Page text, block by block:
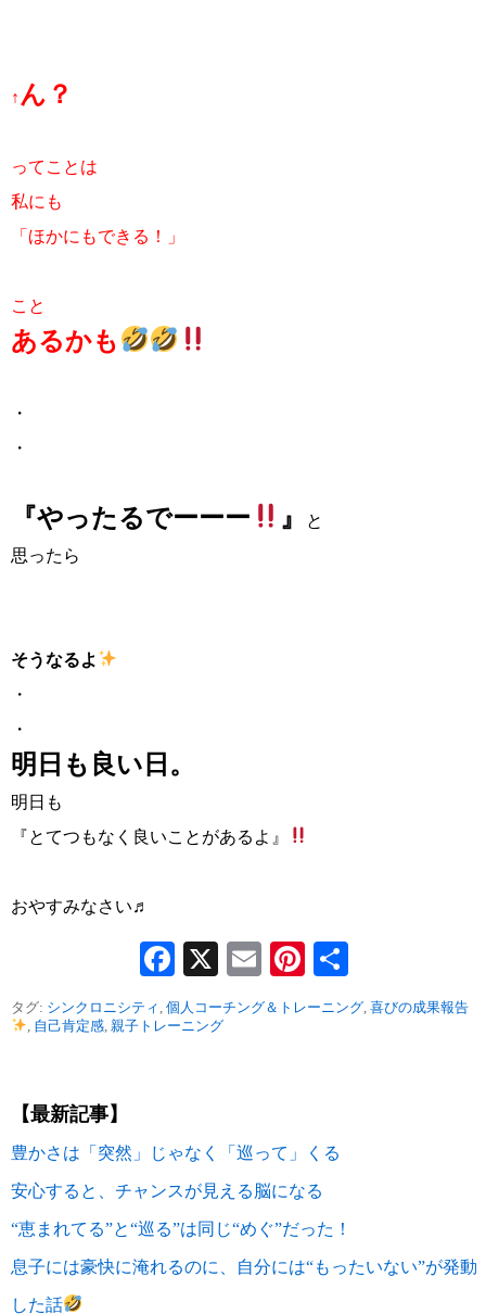
↑ ん？
ってことは
私にも
「ほかにもできる！」
こと
あるかも
・
・
『やったるでーーー 』
と
思ったら
そうなるよ
・
・
明日も良い日。
明日も
『とてつもなく良いことがあるよ』
おやすみなさい♬
Facebook
X EmailPinterest
有
タグ: シンクロニシティ , 個人コーチング＆トレーニング, 喜びの成果報告
, 自己肯定感, 親子トレーニング
【最新記事】
豊かさは「突然」じゃなく「巡って」くる
安心すると、チャンスが見える脳になる
“恵まれてる”と“巡る”は同じ“めぐ”だった！
息子には豪快に淹れるのに、自分には“もったいない”が発動
した話